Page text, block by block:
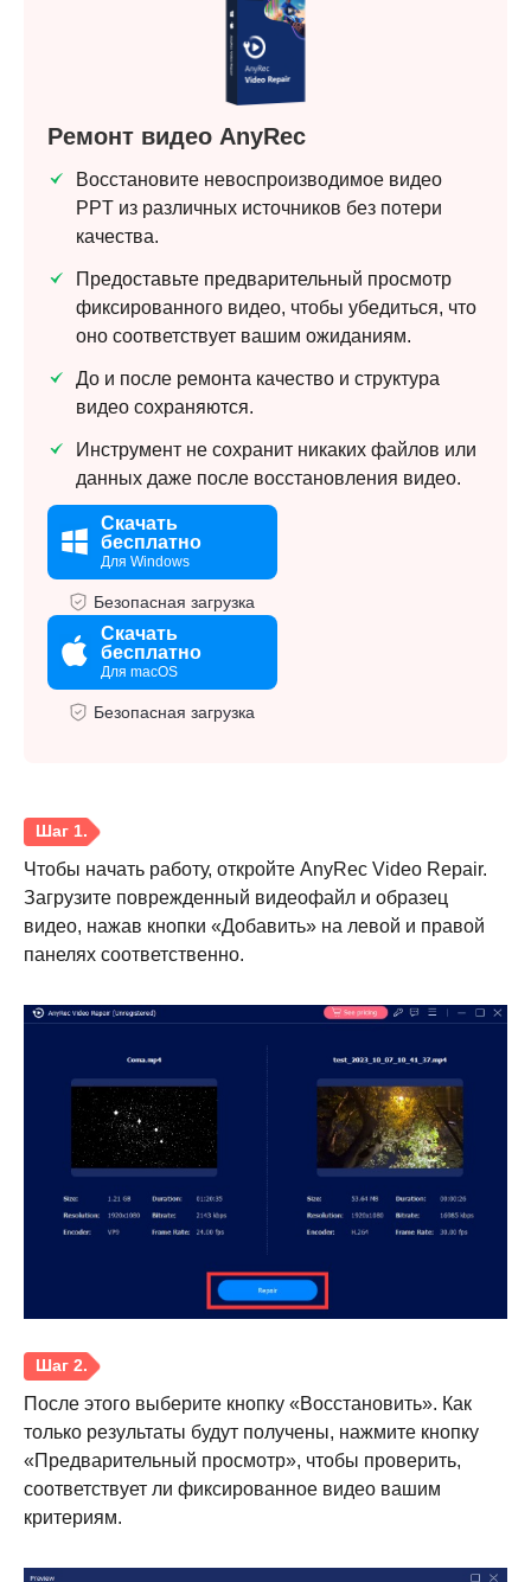
Шаг 1.
Шаг 2.
Ремонт видео AnyRec
Восстановите невоспроизводимое видео
PPT из различных источников без потери
качества.
Предоставьте предварительный просмотр
фиксированного видео, чтобы убедиться, что
оно соответствует вашим ожиданиям.
До и после ремонта качество и структура
видео сохраняются.
Инструмент не сохранит никаких файлов или
данных даже после восстановления видео.
Скачать
бесплатно
Для Windows
Безопасная загрузка
Скачать
бесплатно
Для macOS
Безопасная загрузка
Чтобы начать работу, откройте AnyRec Video Repair.
Загрузите поврежденный видеофайл и образец
видео, нажав кнопки «Добавить» на левой и правой
панелях соответственно.
После этого выберите кнопку «Восстановить». Как
только результаты будут получены, нажмите кнопку
«Предварительный просмотр», чтобы проверить,
соответствует ли фиксированное видео вашим
критериям.